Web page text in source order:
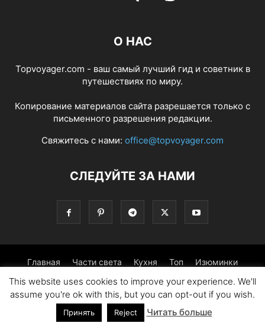
О НАС
Topvoyager.com - ваш самый лучший гид и советник в
путешествиях по миру.
Копирование материалов сайта разрешается только с
письменного разрешения редакции.
Свяжитесь с нами: office@topvoyager.com
СЛЕДУЙТЕ ЗА НАМИ
Главная Части света Кухня Топ Изюминки
Фотопрогулка Традиции Советы
© Copyright 2016-2026 - Topvoyager.com
This website uses cookies to improve your experience. We'll
assume you're ok with this, but you can opt-out if you wish.
Принять Reject Читать больше